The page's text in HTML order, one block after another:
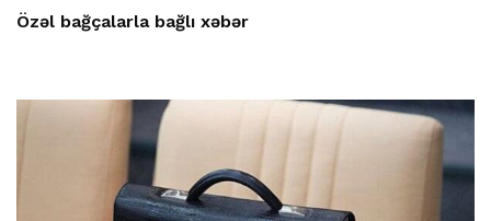
Özəl bağçalarla bağlı xəbər